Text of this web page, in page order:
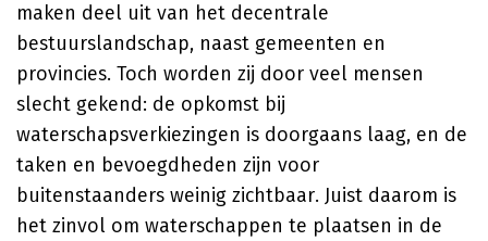
maken deel uit van het decentrale
bestuurslandschap, naast gemeenten en
provincies. Toch worden zij door veel mensen
slecht gekend: de opkomst bij
waterschapsverkiezingen is doorgaans laag, en de
taken en bevoegdheden zijn voor
buitenstaanders weinig zichtbaar. Juist daarom is
het zinvol om waterschappen te plaatsen in de